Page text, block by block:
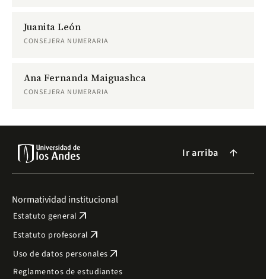
Juanita León
CONSEJERA NUMERARIA
Ana Fernanda Maiguashca
CONSEJERA NUMERARIA
Ir arriba arrow_forward
Normatividad institucional
Estatuto general arrow_outward
Estatuto profesoral arrow_outward
Uso de datos personales arrow_outward
Reglamentos de estudiantes